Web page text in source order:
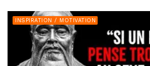
INSPIRATION / MOTIVATION